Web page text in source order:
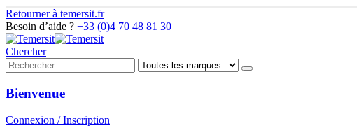
Retourner à temersit.fr
Besoin d’aide ? +33 (0)4 70 48 81 30
Chercher
Bienvenue
Connexion / Inscription